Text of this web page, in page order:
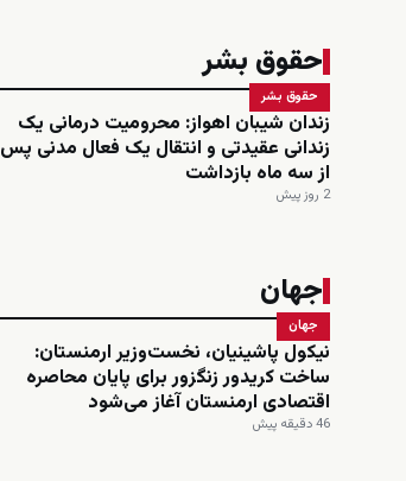
حقوق بشر
حقوق بشر
زندان شیبان اهواز: محرومیت درمانی یک
زندانی عقیدتی و انتقال یک فعال مدنی پس
از سه ماه بازداشت
2 روز پیش
جهان
جهان
نیکول پاشینیان، نخست‌وزیر ارمنستان:
ساخت کریدور زنگزور برای پایان محاصره
اقتصادی ارمنستان آغاز می‌شود
46 دقیقه پیش